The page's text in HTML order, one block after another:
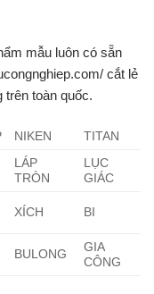
mẫu luôn có sẵn
cắt lẻ
trên toàn quốc.
NIKEN TITAN
LÁP
TRÒN
LỤC
GIÁC
XÍCH BI
BULONG
GIA
CÔNG